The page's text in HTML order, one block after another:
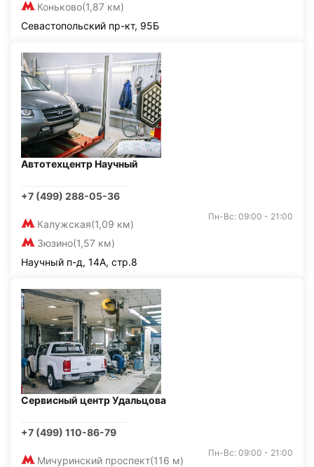
Коньково(1,87 км)
Севастопольский пр-кт, 95Б
Автотехцентр Научный
+7 (499) 288-05-36
Калужская(1,09 км)
Зюзино(1,57 км)
Пн-Вс: 09:00 - 21:00
Научный п-д, 14А, стр.8
Сервисный центр Удальцова
+7 (499) 110-86-79
Мичуринский проспект(116 м)
Пн-Вс: 09:00 - 21:00